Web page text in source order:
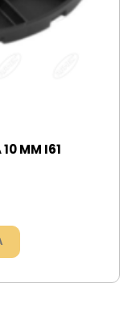
MM I61